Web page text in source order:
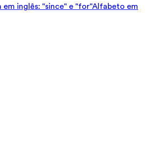
em inglês: "since" e "for"Alfabeto em